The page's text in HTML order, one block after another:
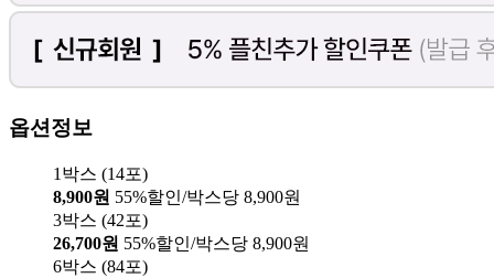
옵션정보
1박스 (14포)
8,900원 55%할인/박스당 8,900원
3박스 (42포)
26,700원 55%할인/박스당 8,900원
6박스 (84포)